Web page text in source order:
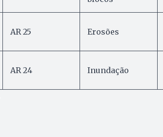
AR 25 Erosões
AR 24 Inundação